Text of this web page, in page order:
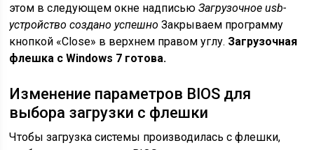
этом в следующем окне надписьюЗагрузочное usb-
устройство создано успешно Закрываем программу
кнопкой «Close» в верхнем правом углу. Загрузочная
флешка с Windows 7 готова.
Изменение параметров BIOS для
выбора загрузки с флешки
Чтобы загрузка системы производилась с флешки,